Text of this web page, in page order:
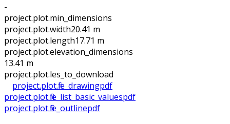
-
project.plot.min_dimensions
project.plot.width20.41 m
project.plot.length17.71 m
project.plot.elevation_dimensions
13.41 m
project.plot.files_to_download
project.plot.file_drawingpdf
project.plot.file_list_basic_valuespdf
project.plot.file_outlinepdf